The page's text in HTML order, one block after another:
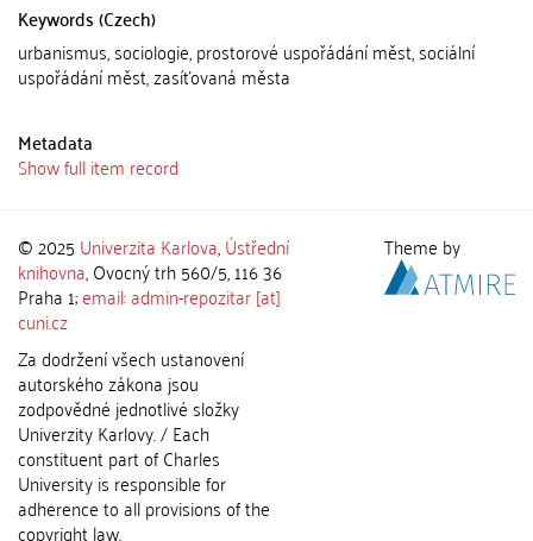
Keywords (Czech)
urbanismus, sociologie, prostorové uspořádání měst, sociální
uspořádání měst, zasíťovaná města
Metadata
Show full item record
© 2025 Univerzita Karlova,Ústřední
knihovna, Ovocný trh 560/5, 116 36
Praha 1;email: admin-repozitar [at]
cuni.cz
Za dodržení všech ustanovení
autorského zákona jsou
zodpovědné jednotlivé složky
Univerzity Karlovy. / Each
constituent part of Charles
University is responsible for
adherence to all provisions of the
copyright law.
Theme by